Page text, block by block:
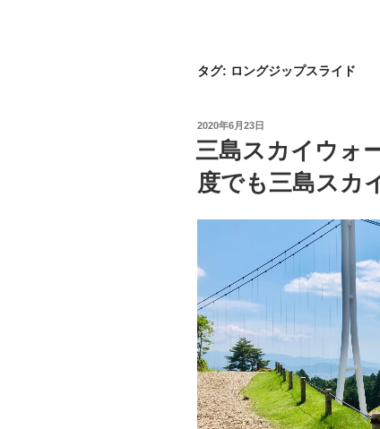
タグ: ロングジップスライド
投
稿
日:
2020年6月23日
三島スカイウォ
度でも三島スカ